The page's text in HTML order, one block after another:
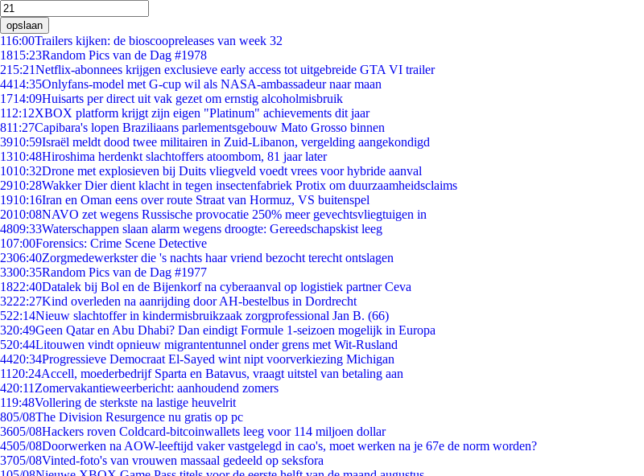
opslaan
116:00Trailers kijken: de bioscoopreleases van week 32
1815:23Random Pics van de Dag #1978
215:21Netflix-abonnees krijgen exclusieve early access tot uitgebreide GTA VI trailer
4414:35Onlyfans-model met G-cup wil als NASA-ambassadeur naar maan
1714:09Huisarts per direct uit vak gezet om ernstig alcoholmisbruik
112:12XBOX platform krijgt zijn eigen "Platinum" achievements dit jaar
811:27Capibara's lopen Braziliaans parlementsgebouw Mato Grosso binnen
3910:59Israël meldt dood twee militairen in Zuid-Libanon, vergelding aangekondigd
1310:48Hiroshima herdenkt slachtoffers atoombom, 81 jaar later
1010:32Drone met explosieven bij Duits vliegveld voedt vrees voor hybride aanval
2910:28Wakker Dier dient klacht in tegen insectenfabriek Protix om duurzaamheidsclaims
1910:16Iran en Oman eens over route Straat van Hormuz, VS buitenspel
2010:08NAVO zet wegens Russische provocatie 250% meer gevechtsvliegtuigen in
4809:33Waterschappen slaan alarm wegens droogte: Gereedschapskist leeg
107:00Forensics: Crime Scene Detective
2306:40Zorgmedewerkster die 's nachts haar vriend bezocht terecht ontslagen
3300:35Random Pics van de Dag #1977
1822:40Datalek bij Bol en de Bijenkorf na cyberaanval op logistiek partner Ceva
3222:27Kind overleden na aanrijding door AH-bestelbus in Dordrecht
522:14Nieuw slachtoffer in kindermisbruikzaak zorgprofessional Jan B. (66)
320:49Geen Qatar en Abu Dhabi? Dan eindigt Formule 1-seizoen mogelijk in Europa
520:44Litouwen vindt opnieuw migrantentunnel onder grens met Wit-Rusland
4420:34Progressieve Democraat El-Sayed wint nipt voorverkiezing Michigan
11 20:24Accell, moederbedrijf Sparta en Batavus, vraagt uitstel van betaling aan
420:11 Zomervakantieweerbericht: aanhoudend zomers
119:48Vollering de sterkste na lastige heuvelrit
805/08The Division Resurgence nu gratis op pc
3605/08Hackers roven Coldcard-bitcoinwallets leeg voor 114 miljoen dollar
4505/08Doorwerken na AOW-leeftijd vaker vastgelegd in cao's, moet werken na je 67e de norm worden?
3705/08Vinted-foto's van vrouwen massaal gedeeld op seksfora